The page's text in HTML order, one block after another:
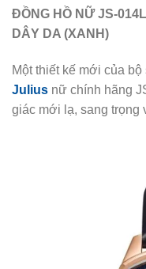
ĐỒNG HỒ NỮ JS-
DÂY DA (XANH)
Một thiết kế mới của
Julius nữ chính hãng
giác mới lạ, sang trọng